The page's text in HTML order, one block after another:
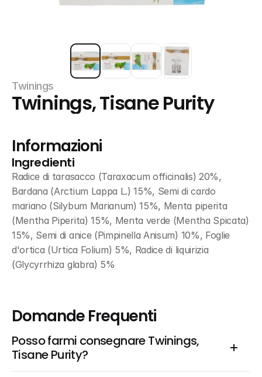
Twinings
Twinings, Tisane Purity
Informazioni
Ingredienti
Radice di tarasacco (Taraxacum officinalis) 20%,
Bardana (Arctium Lappa L.) 15%, Semi di cardo
mariano (Silybum Marianum) 15%, Menta piperita
(Mentha Piperita) 15%, Menta verde (Mentha Spicata)
15%, Semi di anice (Pimpinella Anisum) 10%, Foglie
d'ortica (Urtica Folium) 5%, Radice di liquirizia
(Glycyrrhiza glabra) 5%
Domande Frequenti
Posso farmi consegnare Twinings,
Tisane Purity?